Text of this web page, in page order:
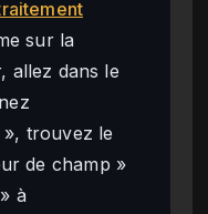
sur la
allez dans le
», trouvez le
de champ »
à